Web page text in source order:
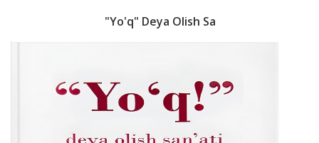
"Yo'q" Deya Olish Sa